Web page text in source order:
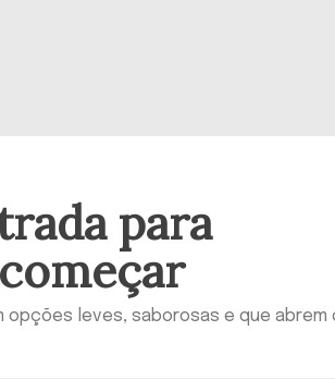
para
leves, saborosas e que abrem